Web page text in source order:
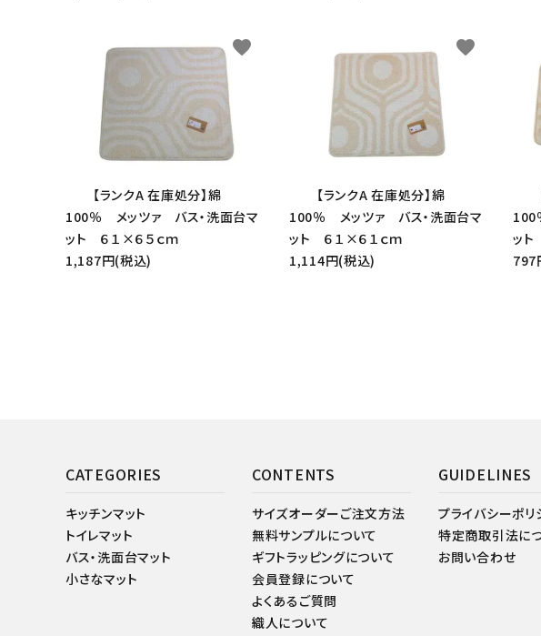
【ランクA 在庫処分】綿
100％ メッツァ バス・洗面台マ
ット ６１×６５ｃｍ
1,187円(税込)
favorite
【ランクA 在庫処分】綿
100％ メッツァ バス・洗面台マ
ット ６１×６１ｃｍ
1,114円(税込)
favorite
100
ッ
797
CATEGORIES
キッチンマット
トイレマット
バス・洗面台マット
小さなマット
CONTENTS
サイズオーダーご注文方法
無料サンプルについて
ギフトラッピングについて
会員登録について
よくあるご質問
織人について
GUIDELINES
プライバシーポリ
特定商取引法に
お問い合わせ